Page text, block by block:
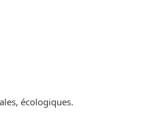
écologiques.